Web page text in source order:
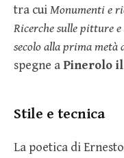
tra cuiMonumenti e
Ricerche sulle pitture
secolo alla prima metà
spegne aPinerolo il
Stile e tecnica
La poetica di